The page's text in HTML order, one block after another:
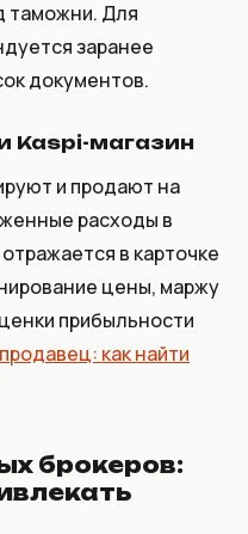
таможни. Для
заранее
документов.
Kaspi-магазин
и продают на
расходы в
в карточке
цены, маржу
прибыльности
как найти
брокеров: